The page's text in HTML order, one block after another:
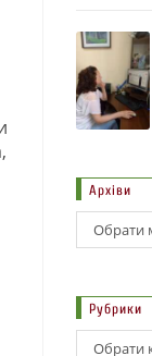
Архіви
Обрати
Рубрики
Обрати